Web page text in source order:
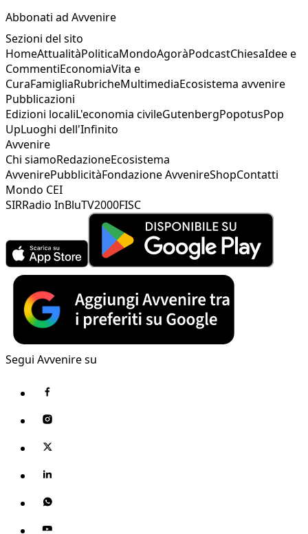
Abbonati ad Avvenire
Sezioni del sito
HomeAttualitàPoliticaMondoAgoràPodcastChiesaIdee e
CommentiEconomiaVita e
CuraFamigliaRubricheMultimediaEcosistema avvenire
Pubblicazioni
Edizioni localiL'economia civileGutenbergPopotusPop
UpLuoghi dell'Infinito
Avvenire
Chi siamoRedazioneEcosistema
AvvenirePubblicitàFondazione AvvenireShopContatti
Mondo CEI
SIRRadio InBluTV2000FISC
Segui Avvenire su